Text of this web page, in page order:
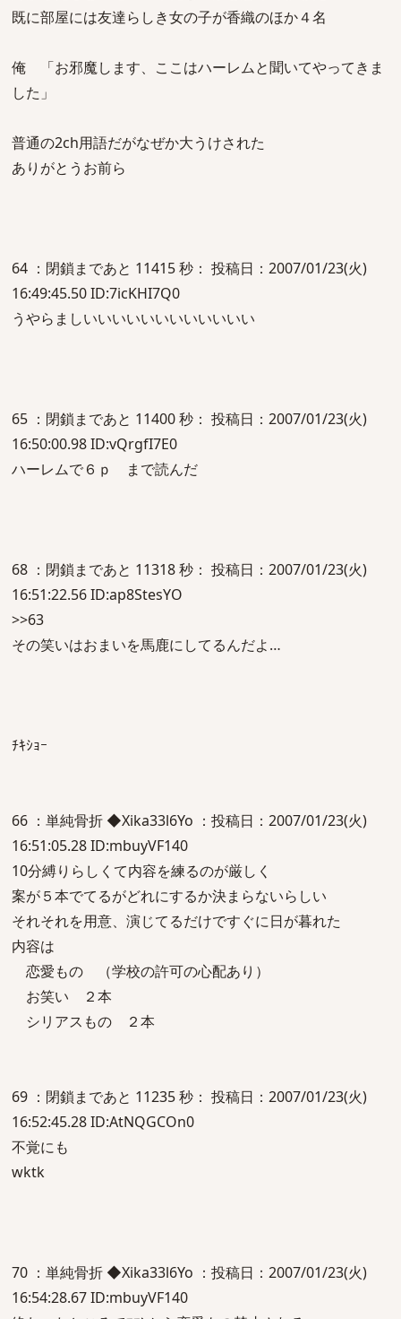
既に部屋には友達らしき女の子が香織のほか４名
俺 「お邪魔します、ここはハーレムと聞いてやってきま
した」
普通の2ch用語だがなぜか大うけされた
ありがとうお前ら
64 ：閉鎖まであと 11415 秒： 投稿日：2007/01/23(火)
16:49:45.50 ID:7icKHI7Q0
うやらましいいいいいいいいいいいい
65 ：閉鎖まであと 11400 秒： 投稿日：2007/01/23(火)
16:50:00.98 ID:vQrgfI7E0
ハーレムで６ｐ まで読んだ
68 ：閉鎖まであと 11318 秒： 投稿日：2007/01/23(火)
16:51:22.56 ID:ap8StesYO
>>63
その笑いはおまいを馬鹿にしてるんだよ…
ﾁｷｼｮｰ
66 ：単純骨折 ◆Xika33l6Yo ：投稿日：2007/01/23(火)
16:51:05.28 ID:mbuyVF140
10分縛りらしくて内容を練るのが厳しく
案が５本でてるがどれにするか決まらないらしい
それそれを用意、演じてるだけですぐに日が暮れた
内容は
恋愛もの （学校の許可の心配あり）
お笑い ２本
シリアスもの ２本
69 ：閉鎖まであと 11235 秒： 投稿日：2007/01/23(火)
16:52:45.28 ID:AtNQGCOn0
不覚にも
wktk
70 ：単純骨折 ◆Xika33l6Yo ：投稿日：2007/01/23(火)
16:54:28.67 ID:mbuyVF140